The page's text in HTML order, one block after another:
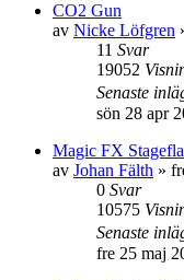
CO2 Gun
av Nicke Löfgren
11 Svar
19052
Senaste
sön 28 apr
Magic FX
av Johan Fälth »
0 Svar
10575
Senaste
fre 25 maj